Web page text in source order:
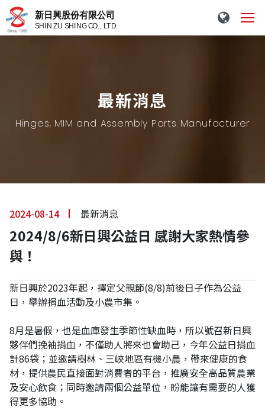
最新消息
Hinges, MIM and Assembly Parts Manufacturer
2024-08-14 最新消息
2024/8/6新日興公益日 感謝大家熱情參
與！
新日興於2023年起，擇定父親節(8/8)前後日子作為公益
日，舉辦捐血活動及小農市集。
8月是暑假，也是血庫發生季節性缺血時，所以號召新日興
夥伴們挽袖捐血，不僅助人將來也會助己，今年公益日捐血
計86袋；並邀請樹林、三峽地區有機小農，帶來健康的食
材，提供農民直接面對消費者的平台，推廣安全高品質農業
及安心飲食；同時邀請兩個公益單位，盼能讓有需要的人獲
得更多協助。